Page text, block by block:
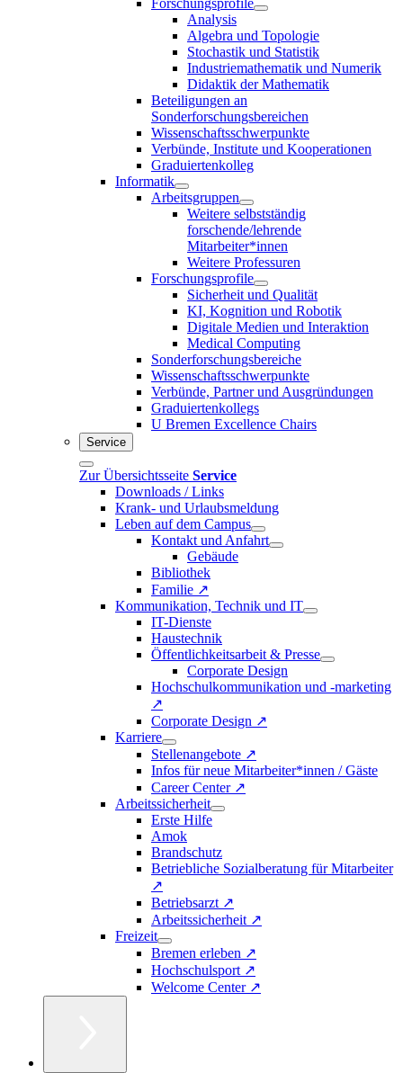
Analysis
Algebra und Topologie
Stochastik und Statistik
Industriemathematik und Numerik
Didaktik der Mathematik
Beteiligungen an
Sonderforschungsbereichen
Wissenschaftsschwerpunkte
Verbünde, Institute und Kooperationen
Graduiertenkolleg
Informatik
Arbeitsgruppen
Weitere selbstständig
forschende/lehrende
Mitarbeiter*innen
Weitere Professuren
Forschungsprofile
Sicherheit und Qualität
KI, Kognition und Robotik
Digitale Medien und Interaktion
Medical Computing
Sonderforschungsbereiche
Wissenschaftsschwerpunkte
Verbünde, Partner und Ausgründungen
Graduiertenkollegs
U Bremen Excellence Chairs
Service
Zur Übersichtsseite Service
Downloads / Links
Krank- und Urlaubsmeldung
Leben auf dem Campus
Kontakt und Anfahrt
Gebäude
Bibliothek
Familie ↗
Kommunikation, Technik und IT
IT-Dienste
Haustechnik
Öffentlichkeitsarbeit & Presse
Corporate Design
Hochschulkommunikation und -marketing
↗
Corporate Design ↗
Karriere
Stellenangebote ↗
Infos für neue Mitarbeiter*innen / Gäste
Career Center ↗
Arbeitssicherheit
Erste Hilfe
Amok
Brandschutz
Betriebliche Sozialberatung für Mitarbeiter
↗
Betriebsarzt ↗
Arbeitssicherheit ↗
Freizeit
Bremen erleben ↗
Hochschulsport ↗
Welcome Center ↗